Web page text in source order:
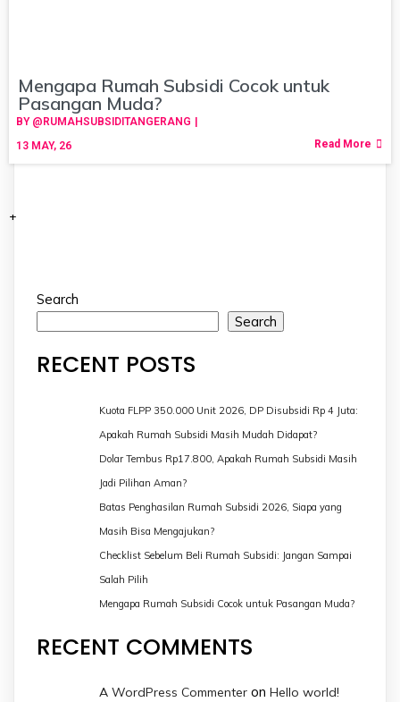
Mengapa Rumah Subsidi Cocok untuk
Pasangan Muda?
BY @RUMAHSUBSIDITANGERANG |
13 MAY, 26 Read More
+
Search
Search
RECENT POSTS
Kuota FLPP 350.000 Unit 2026, DP Disubsidi Rp 4 Juta:
Apakah Rumah Subsidi Masih Mudah Didapat?
Dolar Tembus Rp17.800, Apakah Rumah Subsidi Masih
Jadi Pilihan Aman?
Batas Penghasilan Rumah Subsidi 2026, Siapa yang
Masih Bisa Mengajukan?
Checklist Sebelum Beli Rumah Subsidi: Jangan Sampai
Salah Pilih
Mengapa Rumah Subsidi Cocok untuk Pasangan Muda?
RECENT COMMENTS
A WordPress Commenter on Hello world!